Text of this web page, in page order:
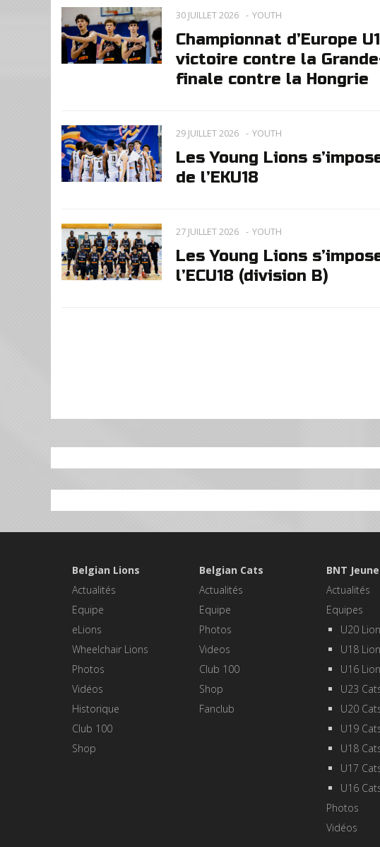
30 JUILLET 2026 YOUTH
Championnat d’Europe
victoire contre la
finale contre la Hongrie
29 JUILLET 2026 YOUTH
Les Young Lions
de l’EKU18
27 JUILLET 2026 YOUTH
Les Young Lions
l’ECU18 (division B)
Belgian Lions
Actualités
Equipe
eLions
Wheelchair Lions
Photos
Vidéos
Historique
Club 100
Shop
Belgian Cats
Actualités
Equipe
Photos
Videos
Club 100
Shop
Fanclub
BNT
Actualités
Equipes
U20
U18
U16
U23
U20
U19
U18
U17
U16
Photos
Vidéos